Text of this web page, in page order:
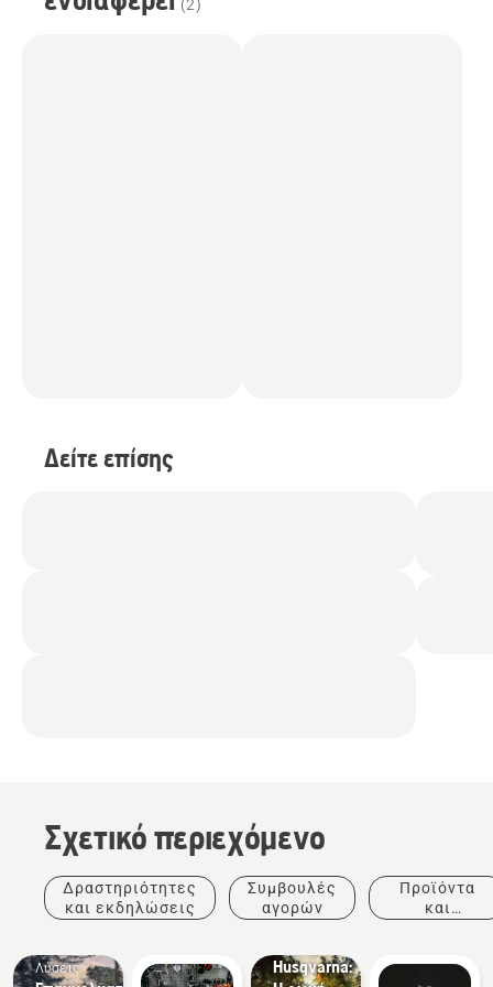
(2)
Δείτε επίσης
Σχετικό περιεχόμενο
Δραστηριότητες
και εκδηλώσεις
Συμβουλές
αγορών
Προϊόντα
και
Λύσεις
Ιστορίες
έμπνευση
Tree
Talks
Husqvarna: